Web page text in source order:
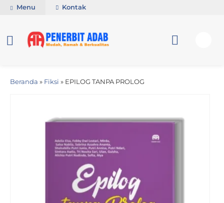
Menu Kontak
Beranda » Fiksi » EPILOG TANPA PROLOG